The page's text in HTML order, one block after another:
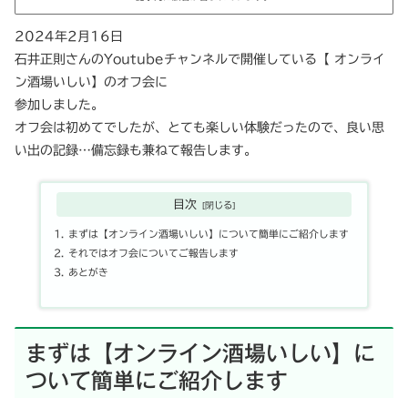
2024年2月16日
石井正則さんのYoutubeチャンネルで開催している【 オンライ
ン酒場いしい】のオフ会に
参加しました。
オフ会は初めてでしたが、とても楽しい体験だったので、良い思
い出の記録…備忘録も兼ねて報告します。
目次
まずは【オンライン酒場いしい】について簡単にご紹介します
それではオフ会についてご報告します
あとがき
まずは【オンライン酒場いしい】に
ついて簡単にご紹介します